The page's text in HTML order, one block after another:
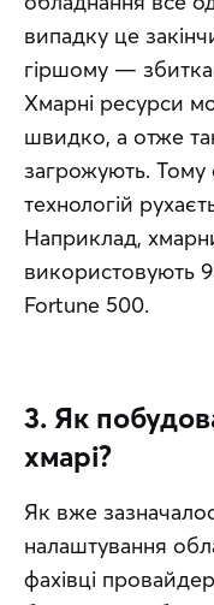
випадку це
гіршому —
Хмарні ресурси
швидко, а отже
загрожують. Тому
технологій
Наприклад,
використовують
Fortune 500.
3. Як
хмарі?
Як вже
налаштування
фахівці